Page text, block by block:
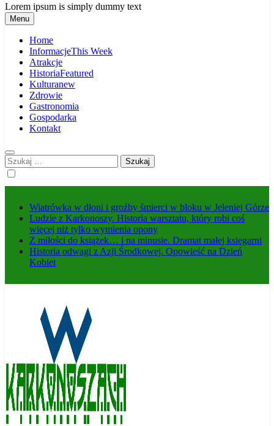
Lorem ipsum is simply dummy text
Menu
Home
InformacjeThis Week
Atrakcje
HistoriaFeatured
Kulturanew
Zdrowie
Gastronomia
Gospodarka
Kontakt
Szukaj:
Wiatrówka w dłoni i groźby śmierci w bloku w Jeleniej Górze
Ludzie z Karkonoszy. Historia warsztatu, który robi coś
więcej niż tylko wymienia opony
Z miłości do książek… i na minusie. Dramat małej księgarni
Historia odwagi z Azji Środkowej. Opowieść na Dzień
Kobiet